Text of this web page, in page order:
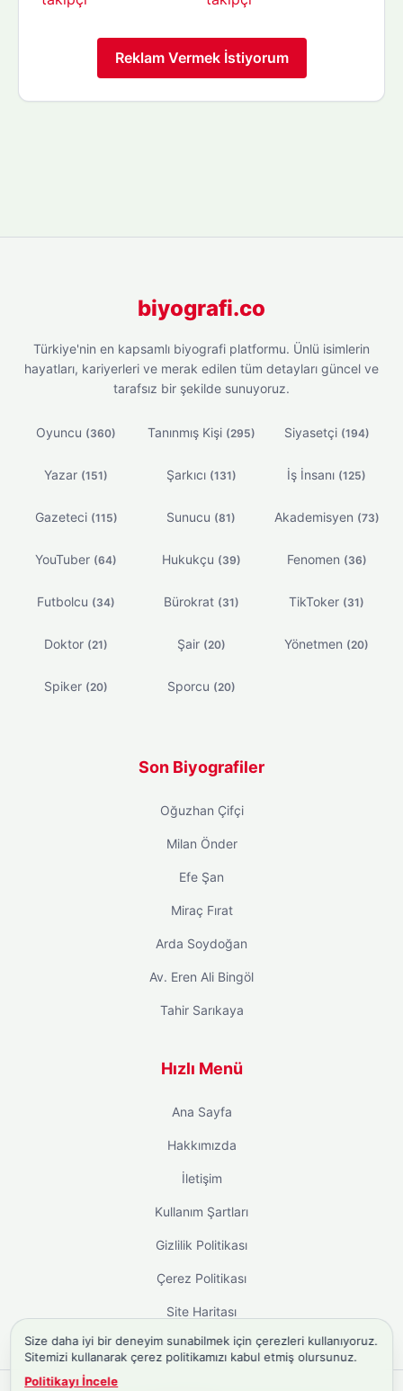
Reklam Vermek İstiyorum
biyografi.co
Türkiye'nin en kapsamlı biyografi platformu. Ünlü isimlerin
hayatları, kariyerleri ve merak edilen tüm detayları güncel ve
tarafsız bir şekilde sunuyoruz.
Oyuncu (360) Tanınmış Kişi (295) Siyasetçi (194)
Yazar (151) Şarkıcı (131) İş İnsanı (125)
Gazeteci (115) Sunucu (81) Akademisyen (73)
YouTuber (64) Hukukçu (39) Fenomen (36)
Futbolcu (34) Bürokrat (31) TikToker (31)
Doktor (21) Şair (20) Yönetmen (20)
Spiker (20) Sporcu (20)
Son Biyografiler
Oğuzhan Çifçi
Milan Önder
Efe Şan
Miraç Fırat
Arda Soydoğan
Av. Eren Ali Bingöl
Tahir Sarıkaya
Hızlı Menü
Ana Sayfa
Hakkımızda
İletişim
Kullanım Şartları
Gizlilik Politikası
Çerez Politikası
Site Haritası
Size daha iyi bir deneyim sunabilmek için çerezleri kullanıyoruz.
Sitemizi kullanarak çerez politikamızı kabul etmiş olursunuz.
Politikayı İncele